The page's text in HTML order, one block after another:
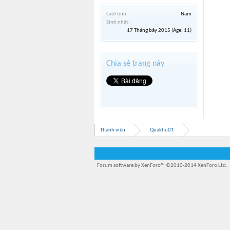
Giới tính:
Nam
Sinh nhật:
17 Tháng bảy 2015 (Age: 11)
Chia sẻ trang này
Thành viên Quakhu01
Forum software by XenForo™ ©2010-2014 XenForo Ltd.